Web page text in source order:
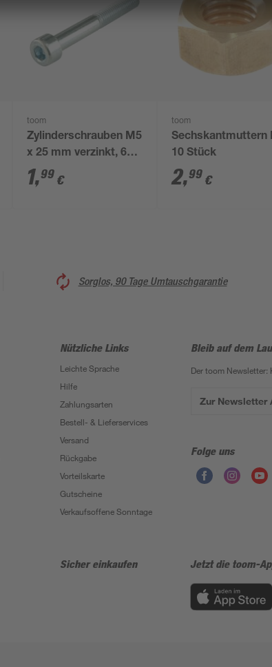
toom
Zylinderschrauben M5
x 25 mm verzinkt, 6
Stück
1,99 €
toom
Sechskantmuttern
10 Stück
2,99 €
Sorglos, 90 Tage Umtauschgarantie
Nützliche Links
Leichte Sprache
Hilfe
Zahlungsarten
Bestell- & Lieferservices
Versand
Rückgabe
Vorteilskarte
Gutscheine
Verkaufsoffene Sonntage
Bleib auf dem
Der toom Newsletter:
Zur Newsletter
Folge uns
Sicher einkaufen Jetzt die toom-